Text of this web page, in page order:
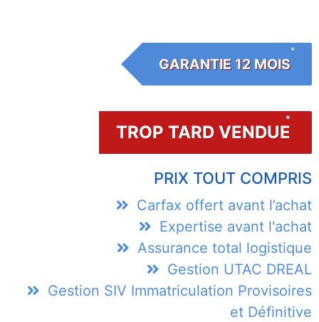
GARANTIE 12 MOIS
TROP TARD VENDUE
PRIX TOUT COMPRIS
Carfax offert avant l’achat
Expertise avant l'achat
Assurance total logistique
Gestion UTAC DREAL
Gestion SIV Immatriculation Provisoires
et Définitive